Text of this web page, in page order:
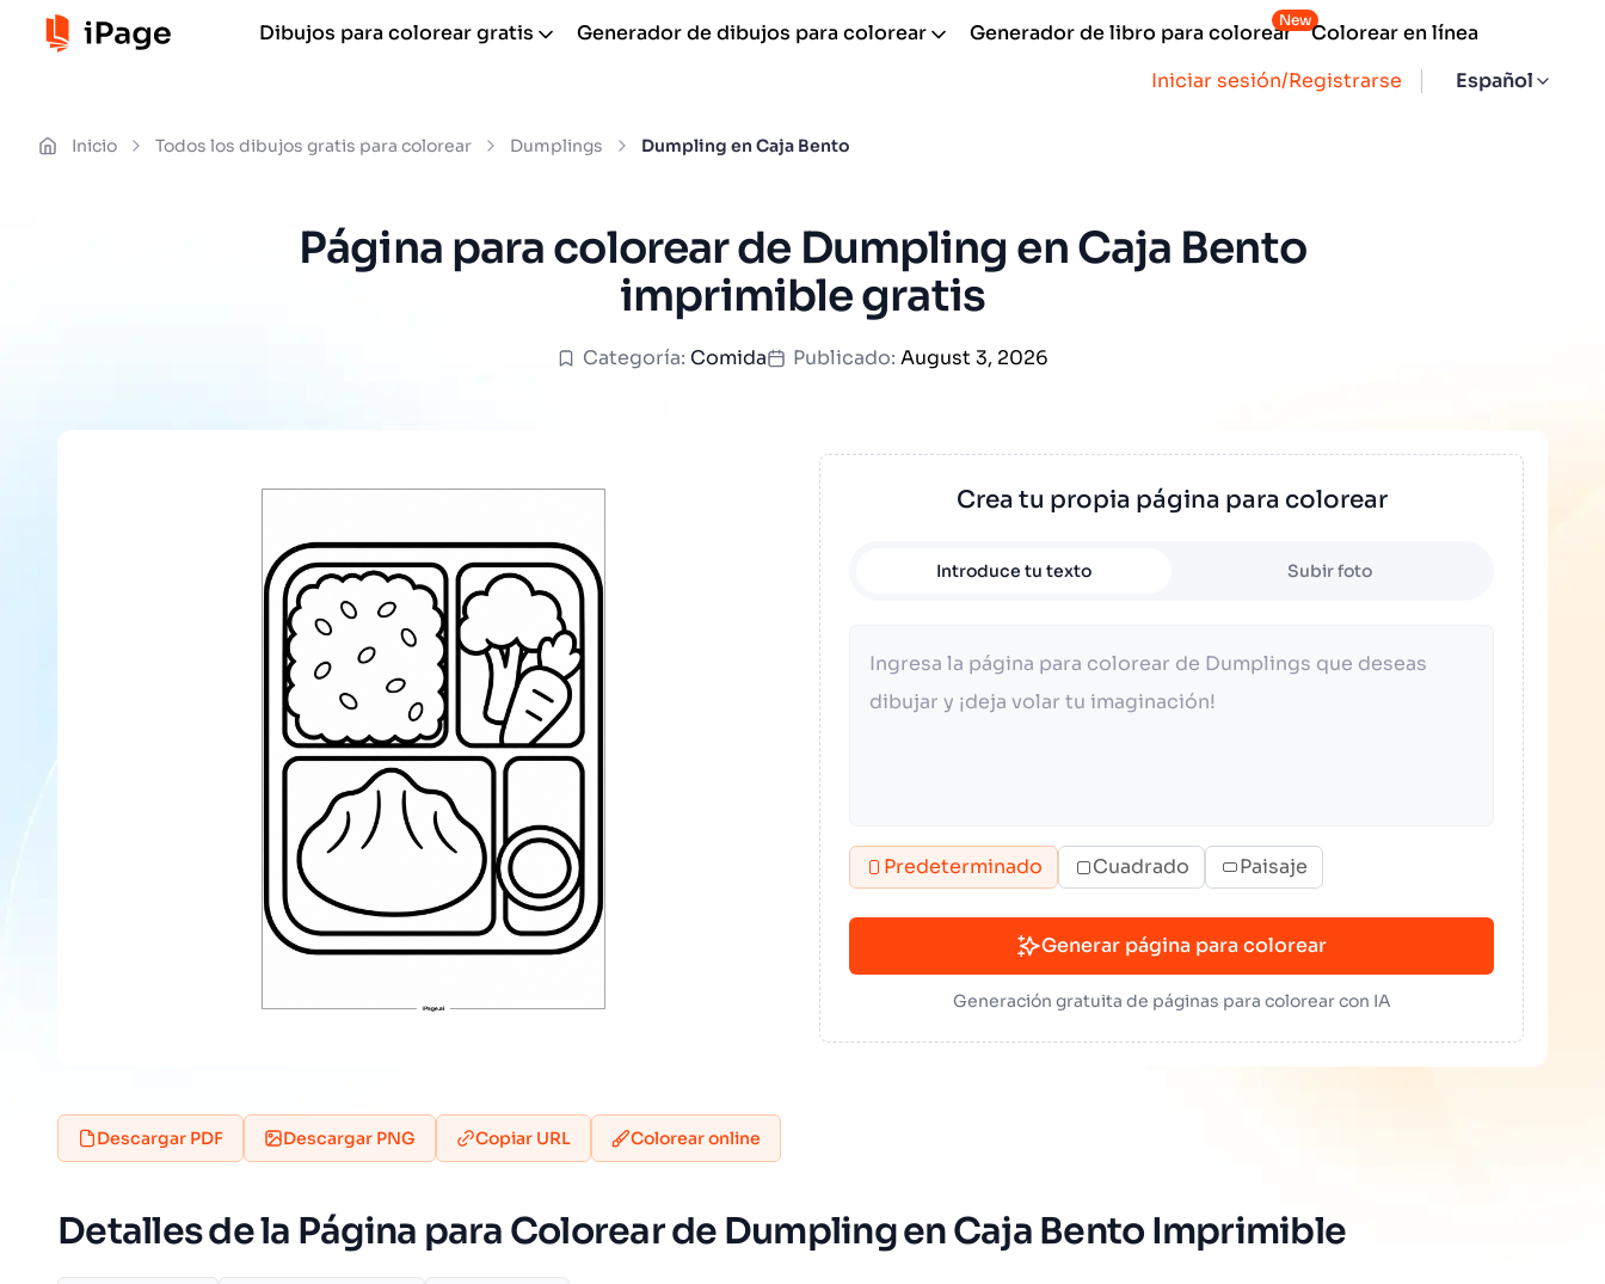
Iniciar sesión/Registrarse Español
Dibujos para colorear gratis Generador de dibujos para colorear Generador de libro para colorear
New
Colorear en línea
Inicio Todos los dibujos gratis para colorear Dumplings Dumpling en Caja Bento
Página para colorear de Dumpling en Caja Bento
imprimible gratis
Categoría: Comida Publicado: August 3, 2026
Crea tu propia página para colorear
Introduce tu texto Subir foto
Predeterminado Cuadrado Paisaje
Generar página para colorear
Generación gratuita de páginas para colorear con IA
Descargar PDF Descargar PNG Copiar URL Colorear online
Detalles de la Página para Colorear de Dumpling en Caja Bento Imprimible